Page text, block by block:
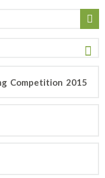
Competition 2015